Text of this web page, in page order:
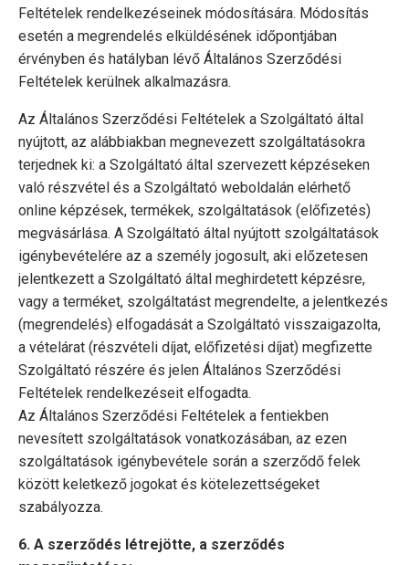
Feltételek rendelkezéseinek módosítására. Módosítás
esetén a megrendelés elküldésének időpontjában
érvényben és hatályban lévő Általános Szerződési
Feltételek kerülnek alkalmazásra.
Az Általános Szerződési Feltételek a Szolgáltató által
nyújtott, az alábbiakban megnevezett szolgáltatásokra
terjednek ki: a Szolgáltató által szervezett képzéseken
való részvétel és a Szolgáltató weboldalán elérhető
online képzések, termékek, szolgáltatások (előfizetés)
megvásárlása. A Szolgáltató által nyújtott szolgáltatások
igénybevételére az a személy jogosult, aki előzetesen
jelentkezett a Szolgáltató által meghirdetett képzésre,
vagy a terméket, szolgáltatást megrendelte, a jelentkezés
(megrendelés) elfogadását a Szolgáltató visszaigazolta,
a vételárat (részvételi díjat, előfizetési díjat) megfizette
Szolgáltató részére és jelen Általános Szerződési
Feltételek rendelkezéseit elfogadta.
Az Általános Szerződési Feltételek a fentiekben
nevesített szolgáltatások vonatkozásában, az ezen
szolgáltatások igénybevétele során a szerződő felek
között keletkező jogokat és kötelezettségeket
szabályozza.
6. A szerződés létrejötte, a szerződés